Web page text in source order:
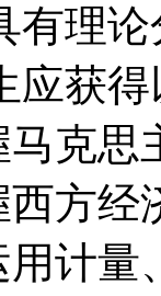
有理
获得
思
经
量